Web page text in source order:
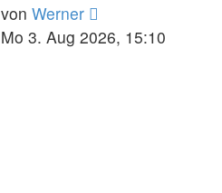
von Werner
Beitrag
Mo 3. Aug 2026, 15:10